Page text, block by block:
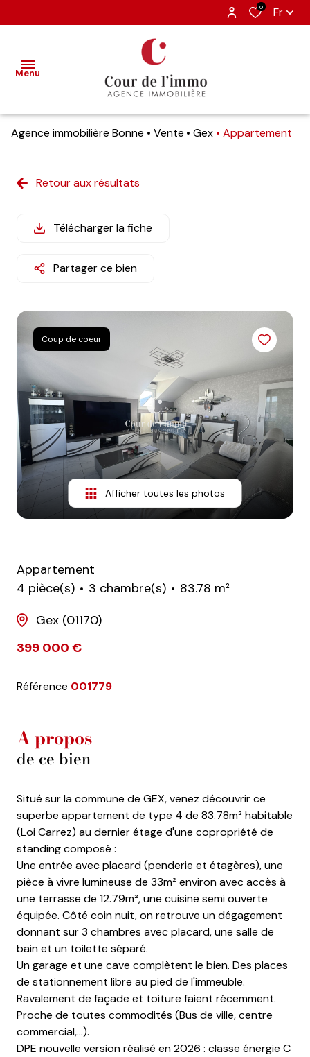
0 Fr
Menu
nos
estimation
biens
avis
clients
notre
agence
contact
Agence immobilière Bonne Vente Gex Appartement
Retour aux résultats
Télécharger la fiche
Partager ce bien
Coup de coeur
Afficher toutes les photos
Appartement
4 pièce(s)
3 chambre(s)
83.78 m²
Gex (01170)
399 000 €
Référence 001779
A propos
de ce bien
Situé sur la commune de GEX, venez découvrir ce
superbe appartement de type 4 de 83.78m² habitable
(Loi Carrez) au dernier étage d'une copropriété de
standing composé :
Une entrée avec placard (penderie et étagères), une
pièce à vivre lumineuse de 33m² environ avec accès à
une terrasse de 12.79m², une cuisine semi ouverte
équipée. Côté coin nuit, on retrouve un dégagement
donnant sur 3 chambres avec placard, une salle de
bain et un toilette séparé.
Un garage et une cave complètent le bien. Des places
de stationnement libre au pied de l'immeuble.
Ravalement de façade et toiture faient récemment.
Proche de toutes commodités (Bus de ville, centre
commercial,...).
DPE nouvelle version réalisé en 2026 : classe énergie C